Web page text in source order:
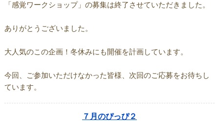
「感覚ワークショップ」の募集は終了させていただきました。
ありがとうございました。
大人気のこの企画！冬休みにも開催を計画しています。
今回、ご参加いただけなかった皆様、次回のご応募をお待ちし
ています。
７月のぴっぴ２